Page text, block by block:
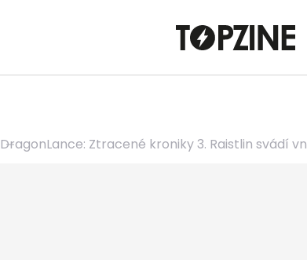
DragonLance: Ztracené kroniky 3. Raistlin svádí